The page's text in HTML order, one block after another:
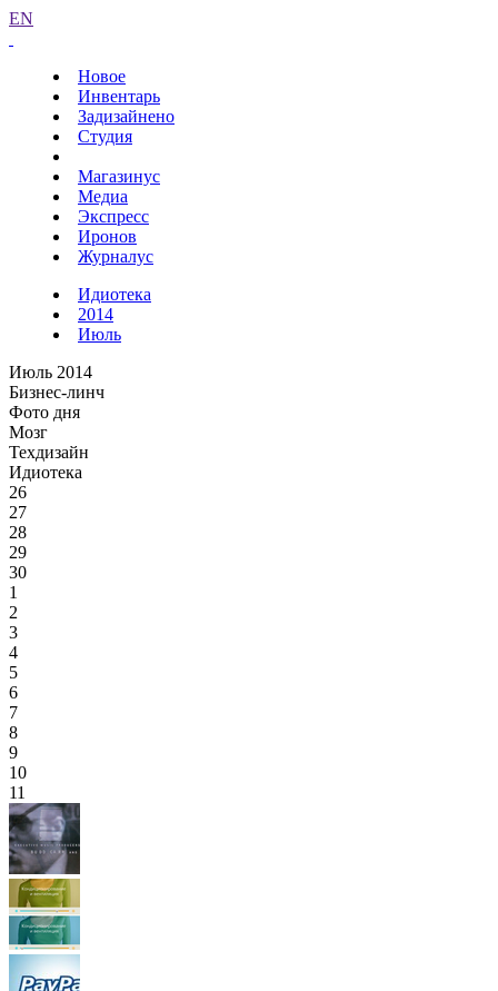
EN
Новое
Инвентарь
Задизайнено
Студия
Магазинус
Медиа
Экспресс
Иронов
Журналус
Идиотека
2014
Июль
Июль 2014
Бизнес-линч
Фото дня
Мозг
Техдизайн
Идиотека
26
27
28
29
30
1
2
3
4
5
6
7
8
9
10
11